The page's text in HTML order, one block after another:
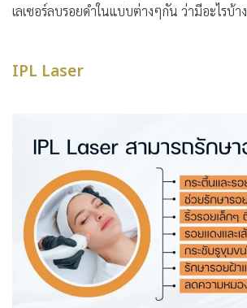
เลเซอร์ลบรอยดำในแบบต่างๆกัน ว่ามีอะไรบ้าง
IPL Laser